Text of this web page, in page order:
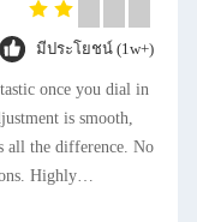
มีประโยชน์ (1w+)
once you dial in
is smooth,
all the difference. No
Highly